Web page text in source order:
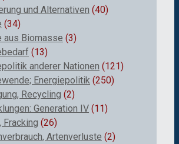
und Alternativen (40)
(34)
aus Biomasse (3)
(13)
anderer Nationen (121)
Energiepolitik (250)
Recycling (2)
Generation IV (11)
Fracking (26)
Artenverluste (2)